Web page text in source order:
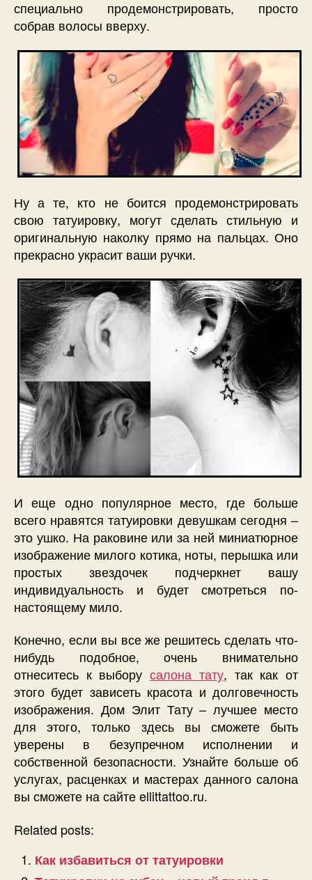
специально продемонстрировать, просто
собрав волосы вверху.
Ну а те, кто не боится продемонстрировать
свою татуировку, могут сделать стильную и
оригинальную наколку прямо на пальцах. Оно
прекрасно украсит ваши ручки.
И еще одно популярное место, где больше
всего нравятся татуировки девушкам сегодня –
это ушко. На раковине или за ней миниатюрное
изображение милого котика, ноты, перышка или
простых звездочек подчеркнет вашу
индивидуальность и будет смотреться по-
настоящему мило.
Конечно, если вы все же решитесь сделать что-
нибудь подобное, очень внимательно
отнеситесь к выборусалона тату, так как от
этого будет зависеть красота и долговечность
изображения. Дом Элит Тату – лучшее место
для этого, только здесь вы сможете быть
уверены в безупречном исполнении и
собственной безопасности. Узнайте больше об
услугах, расценках и мастерах данного салона
вы сможете на сайте ellittattoo.ru.
Related posts:
Как избавиться от татуировки